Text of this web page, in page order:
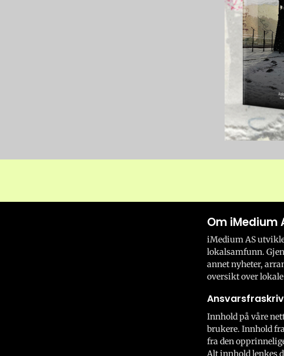
Om iMedium
iMedium AS
lokalsamfunn.
annet nyheter,
oversikt over
Innhold på våre
brukere. Innhold
fra den
Alt innhold lenkes